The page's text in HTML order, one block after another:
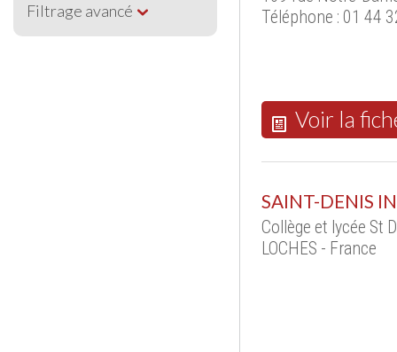
Filtrage avancé
Téléphone : 01 44
Voir la
SAINT-DENIS
Collège et lycée St
LOCHES - France